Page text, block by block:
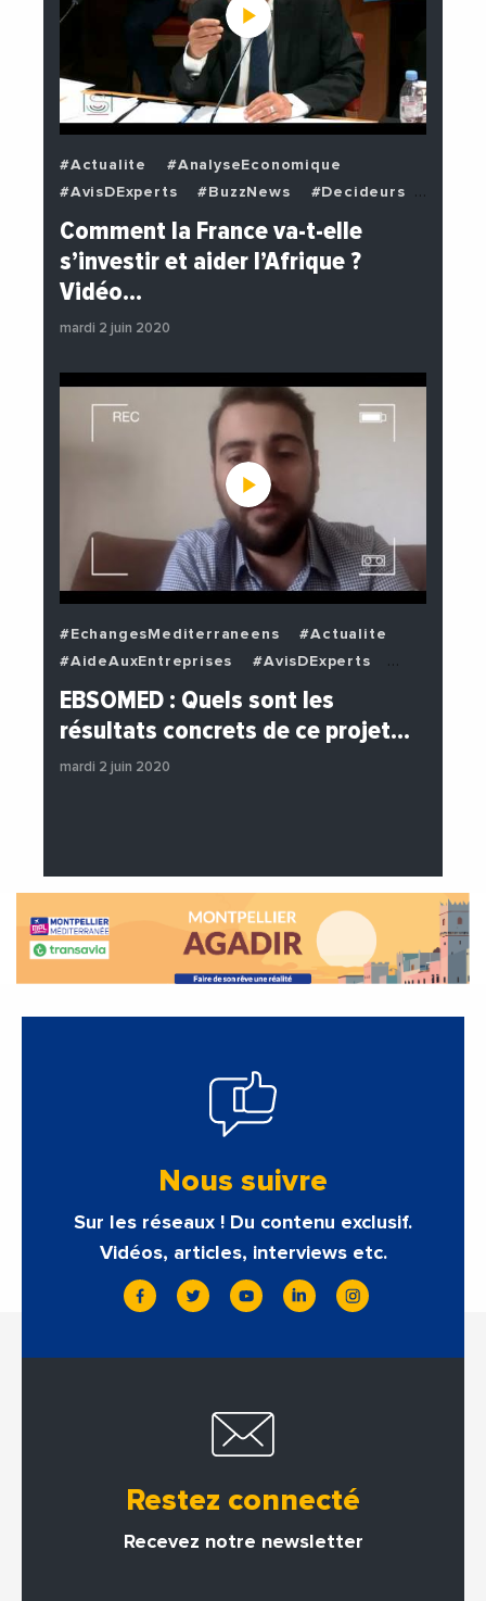
#Actualite
#AnalyseEconomique
#AvisDExperts
#BuzzNews
#Decideurs
#EchangesMediterraneens
#Economie
#PhotosEtVideos
#Politique
Comment la France va-t-elle
s’investir et aider l’Afrique ?
Vidéo…
mardi 2 juin 2020
#EchangesMediterraneens
#Actualite
#AideAuxEntreprises
#AvisDExperts
#BuzzNews
#Decideurs
#EchangesMediterraneens
#Entreprises
#Institutions
#PhotosEtVideos
EBSOMED : Quels sont les
résultats concrets de ce projet…
mardi 2 juin 2020
Nous suivre
Sur les réseaux ! Du contenu exclusif.
Vidéos, articles, interviews etc.
Restez connecté
Recevez notre newsletter